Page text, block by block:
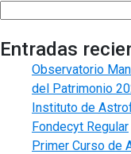
Entradas
Observatorio
del Patrimonio
Instituto de
Fondecyt Regular
Primer Curso de